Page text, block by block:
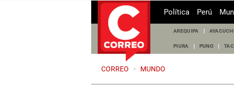
Política Perú
AREQUIPA
PIURA PUNO
CORREO > MUNDO